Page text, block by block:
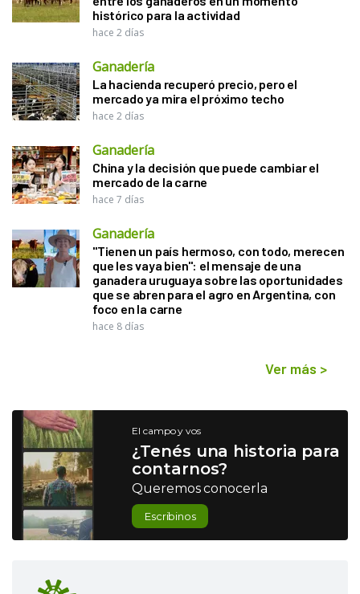
histórico para la actividad
hace 2 días
Ganadería
La hacienda recuperó precio, pero el
mercado ya mira el próximo techo
hace 2 días
Ganadería
China y la decisión que puede cambiar el
mercado de la carne
hace 7 días
Ganadería
"Tienen un país hermoso, con todo, merecen
que les vaya bien": el mensaje de una
ganadera uruguaya sobre las oportunidades
que se abren para el agro en Argentina, con
foco en la carne
hace 8 días
Ver más >
El campo y vos
¿Tenés una historia para
contarnos?
Queremos conocerla
Escribinos